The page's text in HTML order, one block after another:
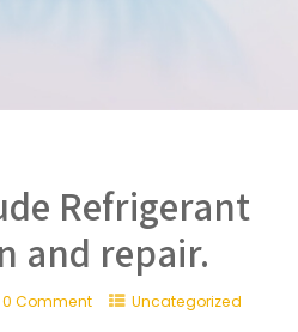
Refrigerant
and repair.
0 Comment Uncategorized